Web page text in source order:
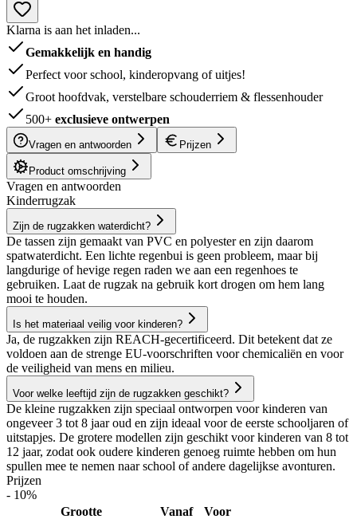
Klarna is aan het inladen...
Gemakkelijk en handig
Perfect voor school, kinderopvang of uitjes!
Groot hoofdvak, verstelbare schouderriem & flessenhouder
500+ exclusieve ontwerpen
Vragen en antwoorden Prijzen
Product omschrijving
Vragen en antwoorden
Kinderrugzak
Zijn de rugzakken waterdicht?
De tassen zijn gemaakt van PVC en polyester en zijn daarom
spatwaterdicht. Een lichte regenbui is geen probleem, maar bij
langdurige of hevige regen raden we aan een regenhoes te
gebruiken. Laat de rugzak na gebruik kort drogen om hem lang
mooi te houden.
Is het materiaal veilig voor kinderen?
Ja, de rugzakken zijn REACH-gecertificeerd. Dit betekent dat ze
voldoen aan de strenge EU-voorschriften voor chemicaliën en voor
de veiligheid van mens en milieu.
Voor welke leeftijd zijn de rugzakken geschikt?
De kleine rugzakken zijn speciaal ontworpen voor kinderen van
ongeveer 3 tot 8 jaar oud en zijn ideaal voor de eerste schooljaren of
uitstapjes. De grotere modellen zijn geschikt voor kinderen van 8 tot
12 jaar, zodat ook oudere kinderen genoeg ruimte hebben om hun
spullen mee te nemen naar school of andere dagelijkse avonturen.
Prijzen
- 10%
Grootte
Vanaf
Voor